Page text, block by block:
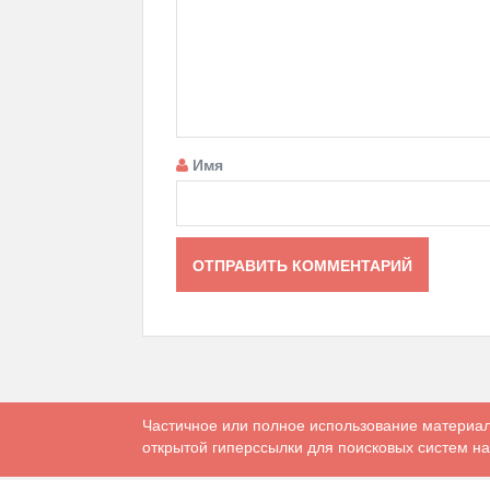
Имя
Частичное или полное использование
открытой гиперссылки для поисковых систем